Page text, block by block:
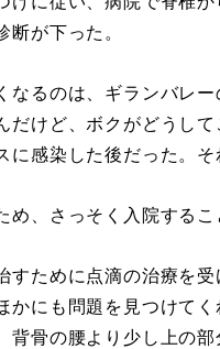
断が下った。
なるのは、ギランバレ
だけど、ボクがどうし
に感染した後だった。
、さっそく入院するこ
すために点滴の治療を
かにも問題を見つけて
背骨の腰より少し上の